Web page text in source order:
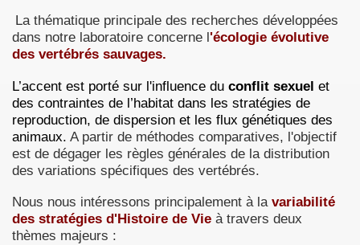
La thématique principale des recherches développées
dans notre laboratoire concerne l'écologie évolutive
des vertébrés sauvages.
L’accent est porté sur l'influence du conflit sexuel et
des contraintes de l’habitat dans les stratégies de
reproduction, de dispersion et les flux génétiques des
animaux. A partir de méthodes comparatives, l'objectif
est de dégager les règles générales de la distribution
des variations spécifiques des vertébrés.
Nous nous intéressons principalement à la variabilité
des stratégies d'Histoire de Vie à travers deux
thèmes majeurs :